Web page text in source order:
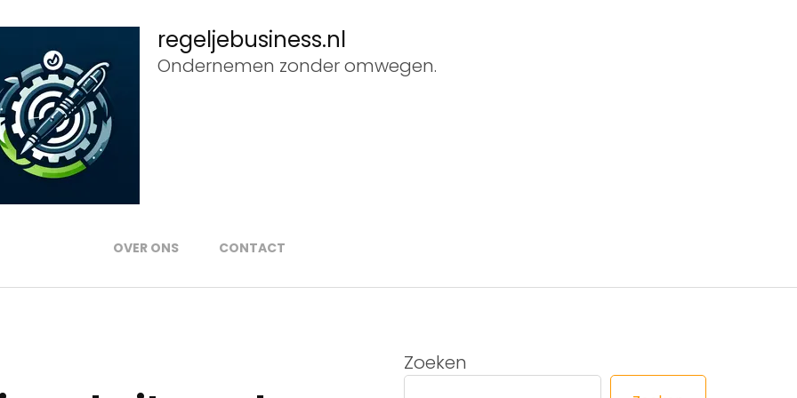
regeljebusiness.nl
Ondernemen zonder omwegen.
OVER ONS CONTACT
Zoeken